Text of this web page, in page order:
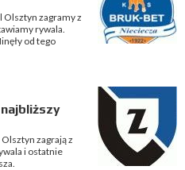
Olsztyn zagramy z
rywala.
od tego
zagrają z
i ostatnie